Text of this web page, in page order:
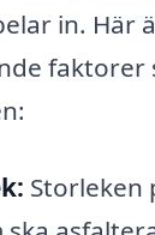
in. Här
faktorer
Storleken